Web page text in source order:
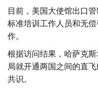
目前，美国大使馆出口
标准培训工作人员和无
作。
根据访问结果，哈萨克
局就开通两国之间的直
共识。